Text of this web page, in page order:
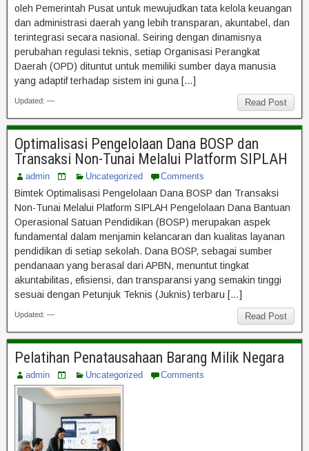
oleh Pemerintah Pusat untuk mewujudkan tata kelola keuangan
dan administrasi daerah yang lebih transparan, akuntabel, dan
terintegrasi secara nasional. Seiring dengan dinamisnya
perubahan regulasi teknis, setiap Organisasi Perangkat
Daerah (OPD) dituntut untuk memiliki sumber daya manusia
yang adaptif terhadap sistem ini guna […]
Read Post
Updated: —
Optimalisasi Pengelolaan Dana BOSP dan
Transaksi Non-Tunai Melalui Platform SIPLAH
admin Uncategorized Comments
Bimtek Optimalisasi Pengelolaan Dana BOSP dan Transaksi
Non-Tunai Melalui Platform SIPLAH Pengelolaan Dana Bantuan
Operasional Satuan Pendidikan (BOSP) merupakan aspek
fundamental dalam menjamin kelancaran dan kualitas layanan
pendidikan di setiap sekolah. Dana BOSP, sebagai sumber
pendanaan yang berasal dari APBN, menuntut tingkat
akuntabilitas, efisiensi, dan transparansi yang semakin tinggi
sesuai dengan Petunjuk Teknis (Juknis) terbaru […]
Read Post
Updated: —
Pelatihan Penatausahaan Barang Milik Negara
admin Uncategorized Comments